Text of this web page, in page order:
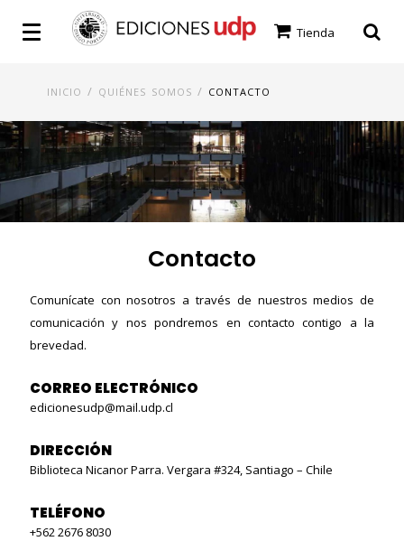
Tienda
INICIO / QUIÉNES SOMOS / CONTACTO
Contacto
Comunícate con nosotros a través de nuestros medios de
comunicación y nos pondremos en contacto contigo a la
brevedad.
CORREO ELECTRÓNICO
edicionesudp@mail.udp.cl
DIRECCIÓN
Biblioteca Nicanor Parra. Vergara #324, Santiago – Chile
TELÉFONO
+562 2676 8030